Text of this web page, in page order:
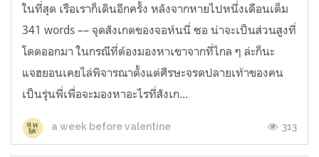
ในที่สุด เรือเราก็เดินอีกครั้ง หลังจากหายไปหนึ่งเดือนเต็ม
341 words –– จุดสังเกตของจอห์นนี่ ซอ น่าจะเป็นส่วนสูงที่
โดดออกมา ในกรณีที่ต้องมองหาเขาจากที่ไกล ๆ ล่ะก็นะ
แจฮยอนเคยไล่พิจารณาตั้งแต่ศีรษะจรดปลายเท้าของคน
เป็นรุ่นพี่เพื่อจะมองหาอะไรที่สังเก...
a week before valentine 313